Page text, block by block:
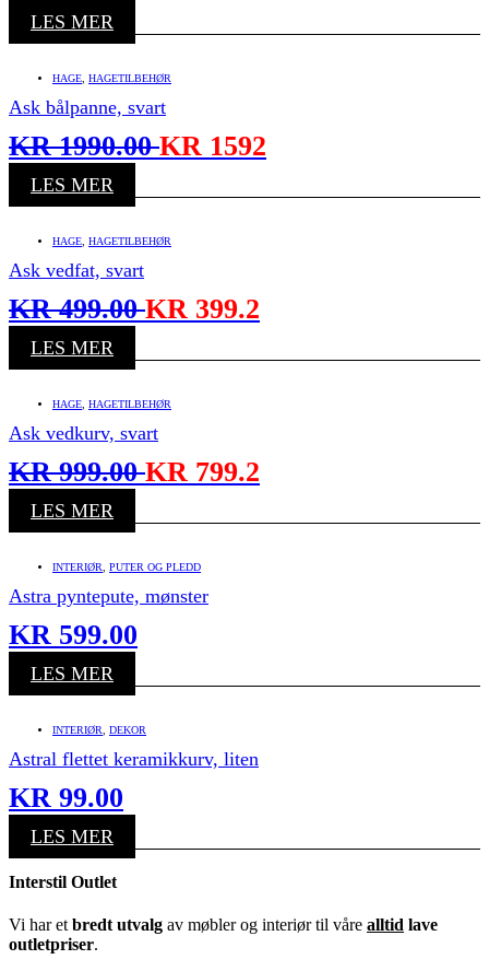
LES MER
HAGE HAGETILBEHØR
Ask bålpanne, svart
KR1990.00KR 1592
LES MER
HAGE HAGETILBEHØR
Ask vedfat, svart
KR499.00KR 399.2
LES MER
HAGE HAGETILBEHØR
Ask vedkurv, svart
KR999.00KR 799.2
LES MER
INTERIØR PUTER OG PLEDD
Astra pyntepute, mønster
KR 599.00
LES MER
INTERIØR DEKOR
Astral flettet keramikkurv, liten
KR 99.00
LES MER
Interstil Outlet
Vi har et bredt utvalg av møbler og interiør til våre alltid lave
outletpriser.